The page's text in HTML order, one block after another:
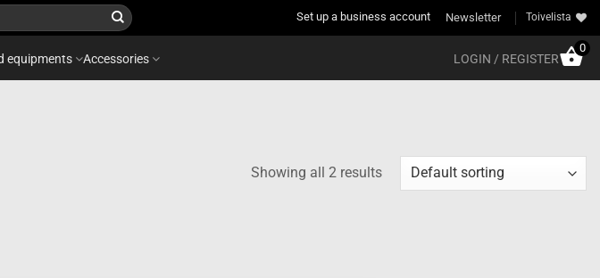
Set up a business account Newsletter Toivelista
equipments Accessories LOGIN / REGISTER
0
Showing all 2 results